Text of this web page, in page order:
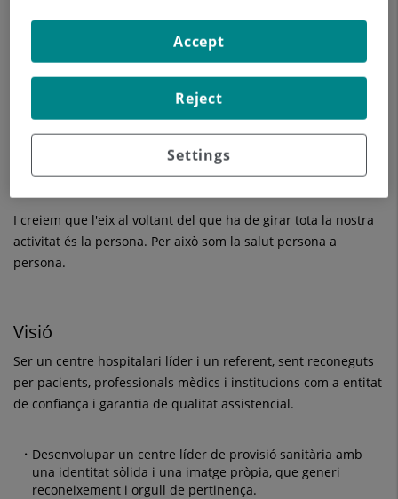
màxima qualitat, una moderna estructura hospitalària i uns
avançats mitjans tecnològics. Busquem desenvolupar la
nostra activitat amb la màxima professionalitat, respecte i
Donem una gran importància i valor a la tasca docent i
investigadora, per transferir els resultats dels nostres
I creiem que l'eix al voltant del que ha de girar tota la nostra
activitat és la persona. Per això som la salut persona a
persona.
Visió
Ser un centre hospitalari líder i un referent, sent reconeguts
per pacients, professionals mèdics i institucions com a entitat
de confiança i garantia de qualitat assistencial.
Desenvolupar un centre líder de provisió sanitària amb
una identitat sòlida i una imatge pròpia, que generi
reconeixement i orgull de pertinença.
Settings
Reject
Accept